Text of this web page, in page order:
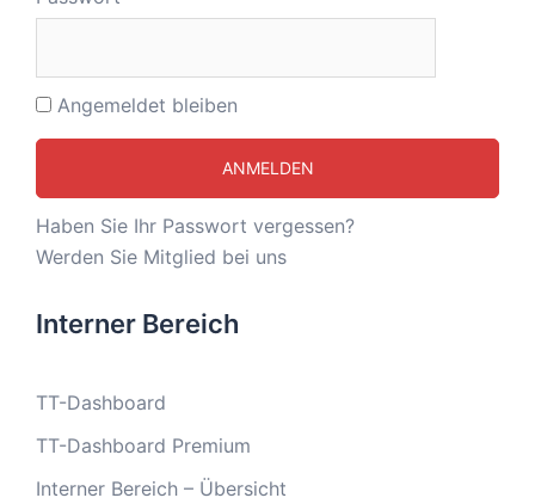
Angemeldet bleiben
Haben Sie Ihr Passwort vergessen?
Werden Sie Mitglied bei uns
Interner Bereich
TT-Dashboard
TT-Dashboard Premium
Interner Bereich – Übersicht